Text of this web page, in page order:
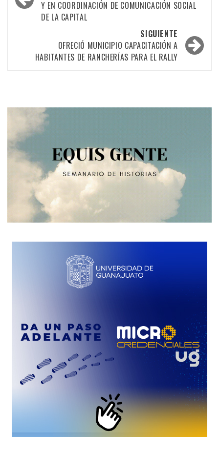
las
Y EN COORDINACIÓN DE COMUNICACIÓN SOCIAL
DE LA CAPITAL
SIGUIENTE
OFRECIÓ MUNICIPIO CAPACITACIÓN A
HABITANTES DE RANCHERÍAS PARA EL RALLY